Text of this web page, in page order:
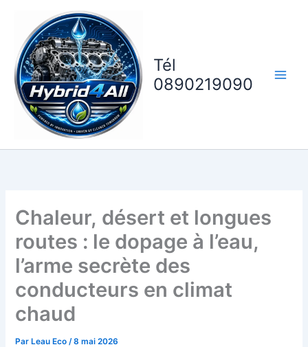
contenu
Tél
0890219090
Chaleur, désert et longues
routes : le dopage à l’eau,
l’arme secrète des
conducteurs en climat
chaud
ParLeau Eco /8 mai 2026